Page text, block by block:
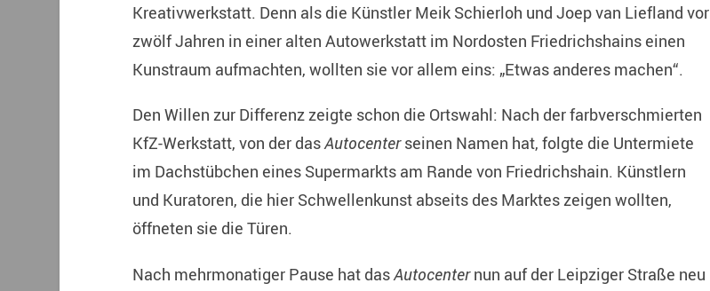
Kreativwerkstatt. Denn als die Künstler Meik Schierloh und Joep van Liefland vor
zwölf Jahren in einer alten Autowerkstatt im Nordosten Friedrichshains einen
Kunstraum aufmachten, wollten sie vor allem eins: „Etwas anderes machen“.
Den Willen zur Differenz zeigte schon die Ortswahl: Nach der farbverschmierten
KfZ-Werkstatt, von der dasAutocenterseinen Namen hat, folgte die Untermiete
im Dachstübchen eines Supermarkts am Rande von Friedrichshain. Künstlern
und Kuratoren, die hier Schwellenkunst abseits des Marktes zeigen wollten,
öffneten sie die Türen.
Nach mehrmonatiger Pause hat dasAutocenternun auf der Leipziger Straße neu